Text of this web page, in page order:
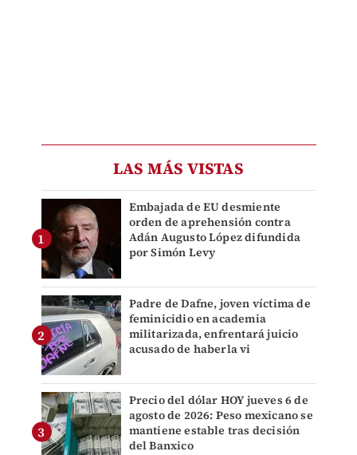
LAS MÁS VISTAS
Embajada de EU desmiente
orden de aprehensión contra
Adán Augusto López difundida
por Simón Levy
Padre de Dafne, joven víctima de
feminicidio en academia
militarizada, enfrentará juicio
acusado de haberla vi
Precio del dólar HOY jueves 6 de
agosto de 2026: Peso mexicano se
mantiene estable tras decisión
del Banxico